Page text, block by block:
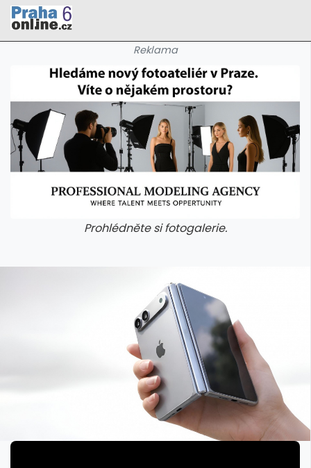
Reklama
Prohlédněte si fotogalerie.